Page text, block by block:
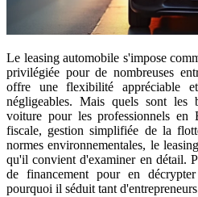
Le leasing automobile s'impose
privilégiée pour de nombreuses
offre une flexibilité appréciable
négligeables. Mais quels sont les
voiture pour les professionnels en
fiscale, gestion simplifiée de la
normes environnementales, le
qu'il convient d'examiner en détail.
de financement pour en
pourquoi il séduit tant